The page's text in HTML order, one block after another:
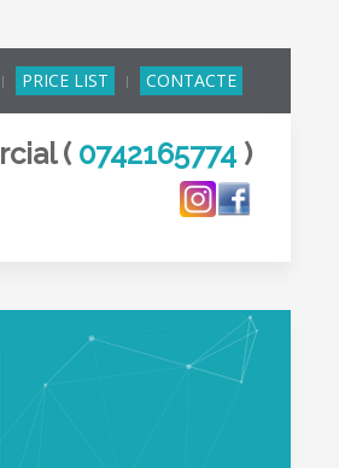
PRICE LIST CONTACTE
(0742165774 )